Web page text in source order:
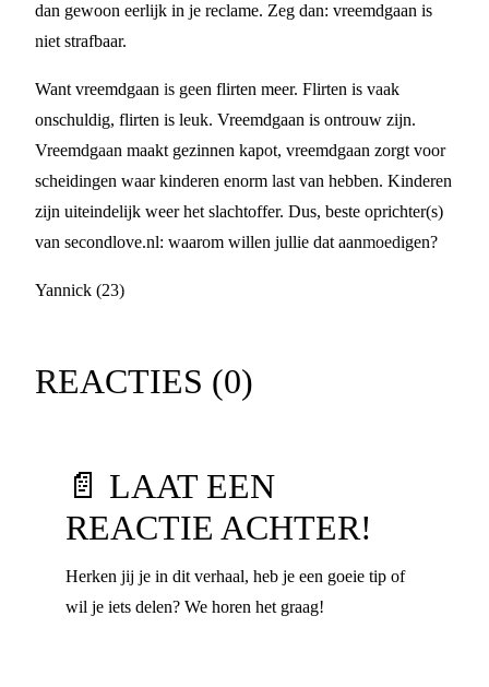
dan gewoon eerlijk in je reclame. Zeg dan: vreemdgaan is
niet strafbaar.
Want vreemdgaan is geen flirten meer. Flirten is vaak
onschuldig, flirten is leuk. Vreemdgaan is ontrouw zijn.
Vreemdgaan maakt gezinnen kapot, vreemdgaan zorgt voor
scheidingen waar kinderen enorm last van hebben. Kinderen
zijn uiteindelijk weer het slachtoffer. Dus, beste oprichter(s)
van secondlove.nl: waarom willen jullie dat aanmoedigen?
Yannick (23)
REACTIES (0)
📄 LAAT EEN
REACTIE ACHTER!
Herken jij je in dit verhaal, heb je een goeie tip of
wil je iets delen? We horen het graag!